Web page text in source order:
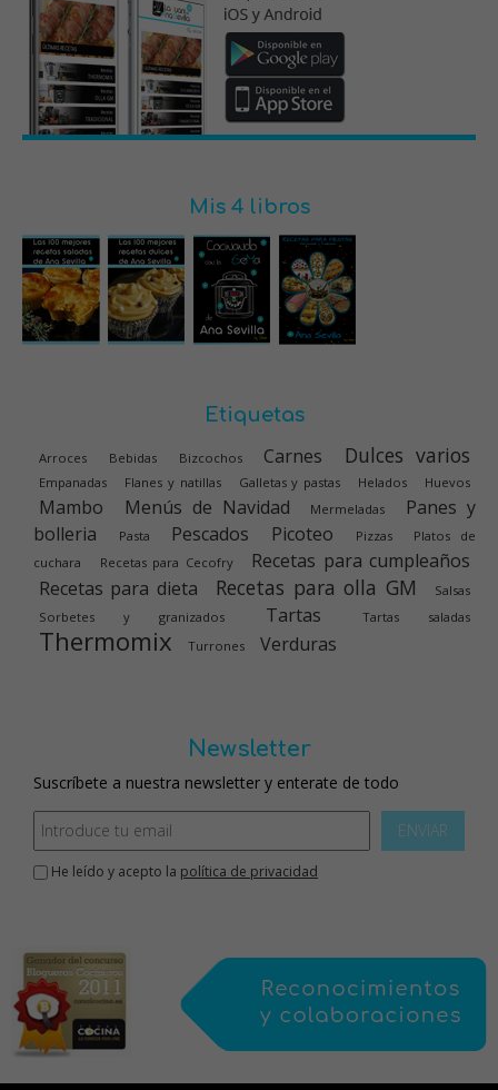
Mis 4 libros
Etiquetas
Arroces Bebidas Bizcochos Carnes Dulces varios
Empanadas Flanes y natillas Galletas y pastas Helados Huevos
Mambo Menús de Navidad Mermeladas
Panes y
bolleria
Pasta Pescados Picoteo Pizzas
Platos de
cuchara
Recetas para Cecofry
Recetas para cumpleaños
Recetas para dieta
Recetas para olla GM
Salsas
Sorbetes y granizados
Tartas Tartas saladas
Thermomix Turrones Verduras
Newsletter
Suscríbete a nuestra newsletter y enterate de todo
ENVIAR
He leído y acepto la política de privacidad